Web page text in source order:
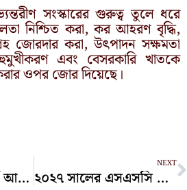
সংস্কারের গুরুত্ব তুলে ধরে
নিশ্চিত করা, কর আহরণ বৃদ্ধি,
জোরদার করা, উৎপাদন সক্ষমতা
এবং বেসরকারি খাতকে
ওপর জোর দিয়েছে।
হাম ও হামের উপসর্গে আরও ৬ শিশুর মৃত্যু
NEXT
২০২৭ সালের এসএসসি পরীক্ষার সূচি পরিবর্তনের ইঙ্গিত দিলেন শিক্ষামন্ত্রী